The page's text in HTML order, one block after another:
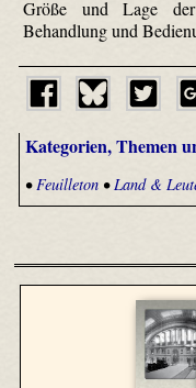
Größe und Lage
Behandlung und
Kategorien, Themen
•Feuilleton•Land &